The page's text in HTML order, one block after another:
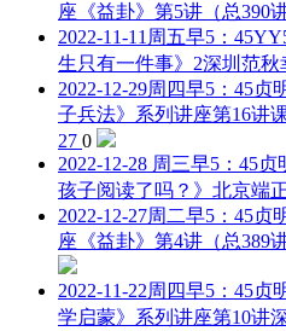
座《益卦》第5讲（总390
2022-11-11周五早5：
生只有一件事》2深圳范秋
2022-12-29周四早5：45
子兵法》系列讲座第16讲
27 0
2022-12-28 周三早5：45
孩子阅读了吗？》 北京端
2022-12-27周二早5：45
座《益卦》第4讲（总389
2022-11-22周四早5：45
学启蒙》系列讲座第10讲